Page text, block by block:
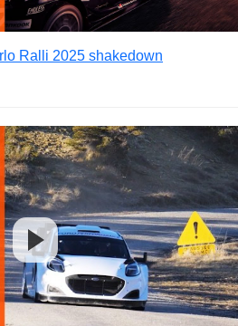
Ralli 2025 shakedown